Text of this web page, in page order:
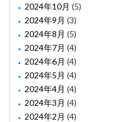
2024年10月 (5)
2024年9月 (3)
2024年8月 (5)
2024年7月 (4)
2024年6月 (4)
2024年5月 (4)
2024年4月 (4)
2024年3月 (4)
2024年2月 (4)